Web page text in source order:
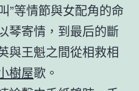
”等情節與女配角的命
琴寄情，到最后的斷
與王魁之間從相救相
樹屋歌。